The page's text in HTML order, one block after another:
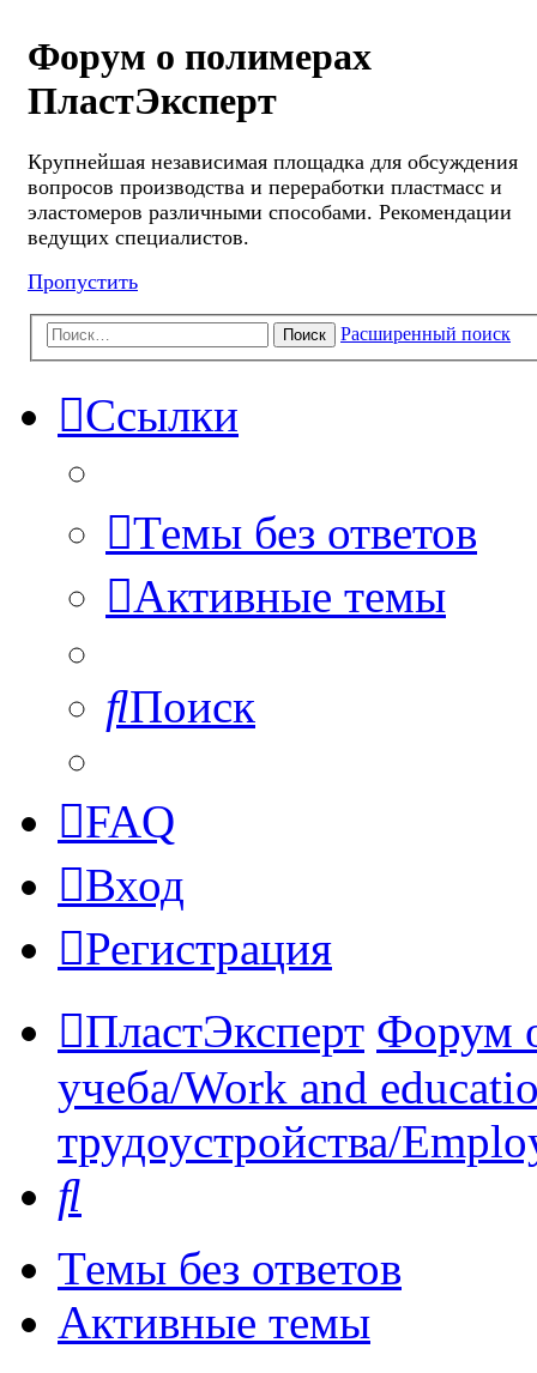
Форум о полимерах
ПластЭксперт
Крупнейшая независимая площадка для обсуждения
вопросов производства и переработки пластмасс и
эластомеров различными способами. Рекомендации
ведущих специалистов.
Пропустить
Поиск Расширенный поиск
Ссылки
Темы без ответов
Активные темы
Поиск
FAQ
Вход
Регистрация
ПластЭксперт Форум
учеба/Work and
трудоустройства/
Темы без ответов
Активные темы